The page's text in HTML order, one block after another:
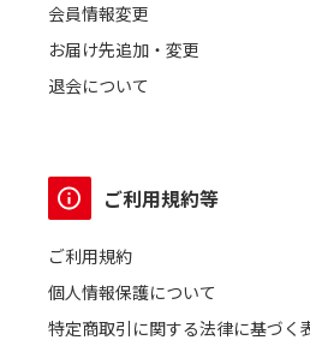
会員情報変更
お届け先追加・変更
退会について
ご利用規約等
ご利用規約
個人情報保護について
特定商取引に関する法律に基づく